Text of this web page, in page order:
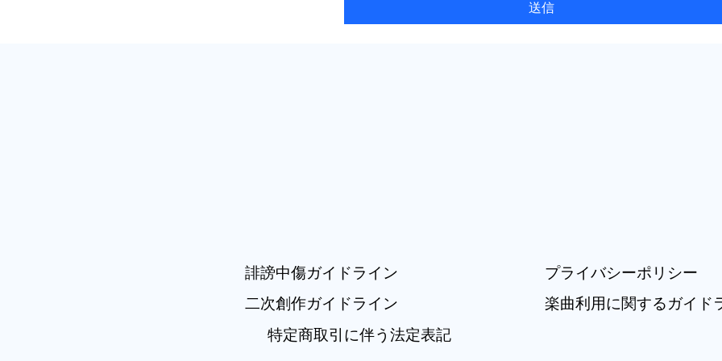
送信
​誹謗中傷ガイドライン
プライバシーポリシー
二次創作ガイドライン
楽曲利用に関するガイド
特定商取引に伴う法定表記